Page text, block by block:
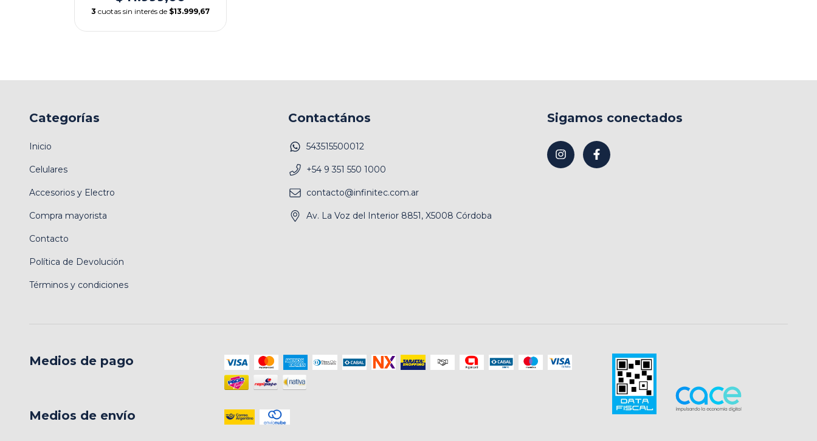
3 cuotas sin interés de $13.999,67
Categorías
Inicio
Celulares
Accesorios y Electro
Compra mayorista
Contacto
Política de Devolución
Términos y condiciones
Contactános
543515500012
+54 9 351 550 1000
contacto@infinitec.com.ar
Av. La Voz del Interior 8851, X5008 Córdoba
Sigamos conectados
Medios de pago
Medios de envío